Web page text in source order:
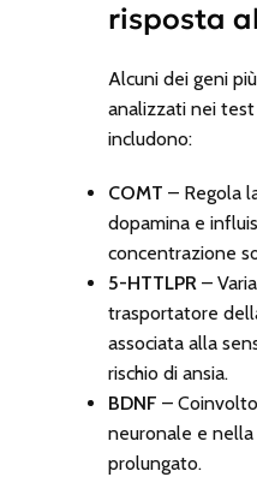
risposta
Alcuni dei geni
analizzati nei
includono:
COMT – Regola
dopamina e
concentrazione
5-HTTLPR–
trasportatore
associata alla
rischio di ansia.
BDNF –
neuronale e
prolungato.